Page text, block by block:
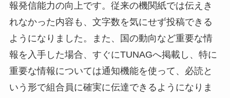
報発信能力の向上です。従来の機関紙では伝えき
れなかった内容も、文字数を気にせず投稿できる
ようになりました。また、国の動向など重要な情
報を入手した場合、すぐにTUNAGへ掲載し、特に
重要な情報については通知機能を使って、必読と
いう形で組合員に確実に伝達できるようになりま